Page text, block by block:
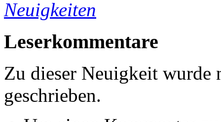
Neuigkeiten
Leserkommentare
Zu dieser Neuigkeit wurde
geschrieben.